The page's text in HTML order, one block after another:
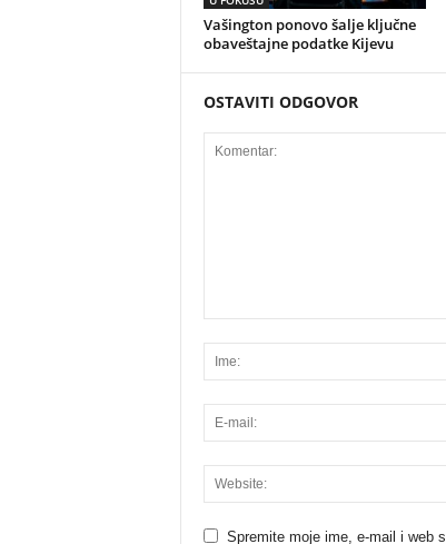
Vašington ponovo šalje ključne
obaveštajne podatke Kijevu
OSTAVITI ODGOVOR
Spremite moje ime, e-mail i web